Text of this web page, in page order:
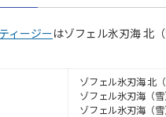
ティージーはゾフェル氷刃海 北
ゾフェル氷刃海 北（
ゾフェル氷刃海（雪
ゾフェル氷刃海（雪